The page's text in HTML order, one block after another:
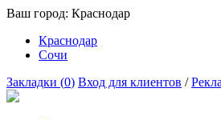
Ваш город: Краснодар
Краснодар
Сочи
Закладки (0) Вход для клиентов /